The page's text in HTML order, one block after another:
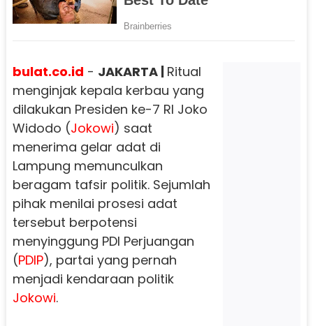
bulat.co.id - JAKARTA | Ritual
menginjak kepala kerbau yang
dilakukan Presiden ke-7 RI Joko
Widodo (Jokowi) saat
menerima gelar adat di
Lampung memunculkan
beragam tafsir politik. Sejumlah
pihak menilai prosesi adat
tersebut berpotensi
menyinggung PDI Perjuangan
(PDIP), partai yang pernah
menjadi kendaraan politik
Jokowi.